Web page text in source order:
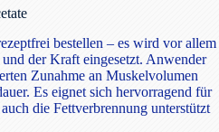
bestellen – es wird vor allem
der Kraft eingesetzt. Anwender
Zunahme an Muskelvolumen
Es eignet sich hervorragend für
die Fettverbrennung unterstützt